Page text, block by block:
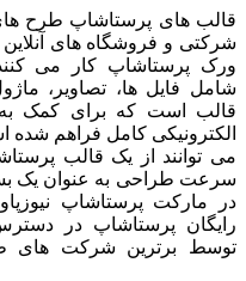
قالب های پرستاشاپ طرح
شرکتی و فروشگاه های
ورک پرستاشاپ کار می
شامل فایل ها، تصاویر،
قالب است که برای کمک
الکترونیکی کامل فراهم
می توانند از یک قالب
سرعت طراحی به عنوان یک
در مارکت پرستاشاپ
رایگان پرستاشاپ در
توسط برترین شرکت های